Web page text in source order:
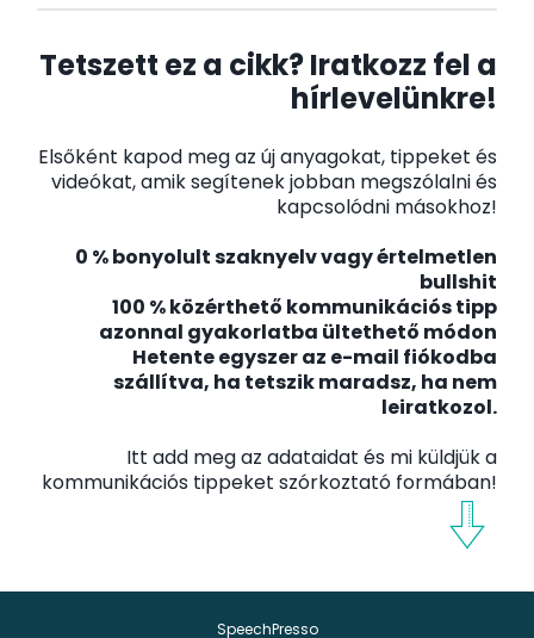
Tetszett ez a cikk? Iratkozz fel a
hírlevelünkre!
Elsőként kapod meg az új anyagokat, tippeket és
videókat, amik segítenek jobban megszólalni és
kapcsolódni másokhoz!
0 % bonyolult szaknyelv vagy értelmetlen
bullshit
100 % közérthető kommunikációs tipp
azonnal gyakorlatba ültethető módon
Hetente egyszer az e-mail fiókodba
szállítva, ha tetszik maradsz, ha nem
leiratkozol.
Itt add meg az adataidat és mi küldjük a
kommunikációs tippeket szórkoztató formában!
SpeechPresso